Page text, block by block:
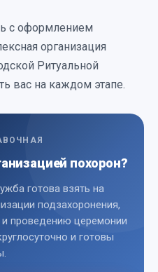
с оформлением
организация
Ритуальной
вас на каждом этапе.
похорон?
готова взять на
подзахоронения,
проведению церемонии
и готовы